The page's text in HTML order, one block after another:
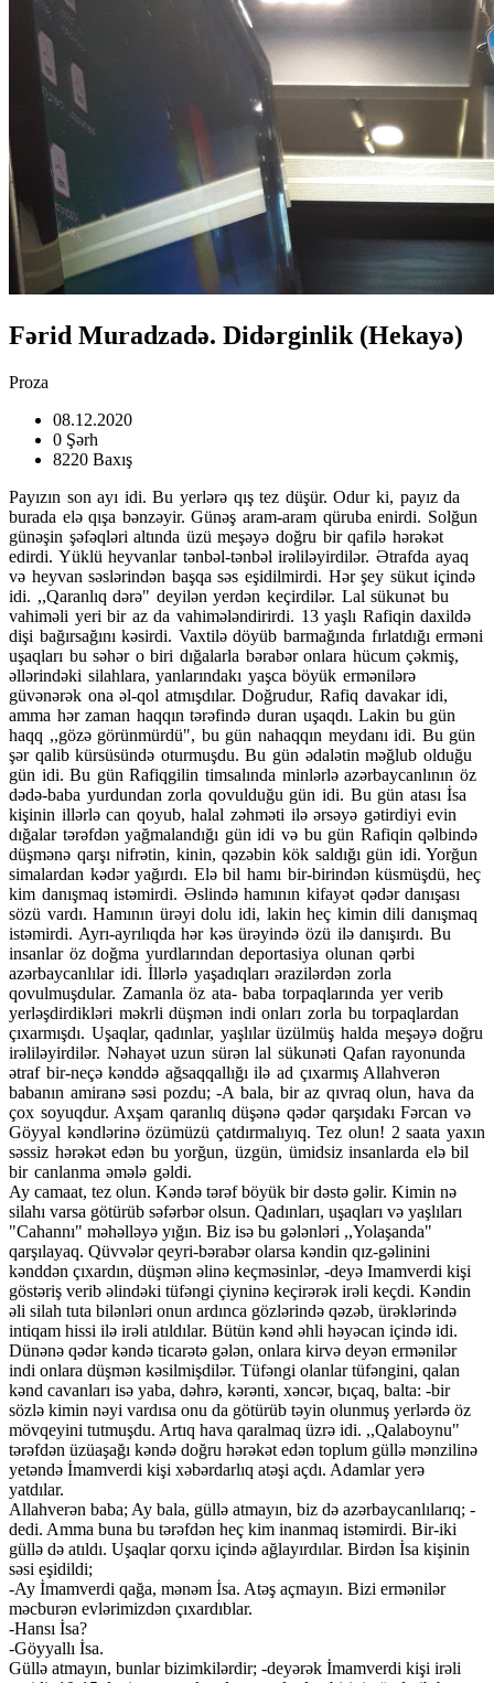
Fərid Muradzadə. Didərginlik (Hekayə)
Proza
08.12.2020
0 Şərh
8220 Baxış
Payızın son ayı idi. Bu yerlərə qış tez düşür. Odur ki, payız da
burada elə qışa bənzəyir. Günəş aram-aram qüruba enirdi. Solğun
günəşin şəfəqləri altında üzü meşəyə doğru bir qafilə hərəkət
edirdi. Yüklü heyvanlar tənbəl-tənbəl irəliləyirdilər. Ətrafda ayaq
və heyvan səslərindən başqa səs eşidilmirdi. Hər şey sükut içində
idi. ,,Qaranlıq dərə" deyilən yerdən keçirdilər. Lal sükunət bu
vahiməli yeri bir az da vahimələndirirdi. 13 yaşlı Rafiqin daxildə
dişi bağırsağını kəsirdi. Vaxtilə döyüb barmağında fırlatdığı erməni
uşaqları bu səhər o biri dığalarla bərabər onlara hücum çəkmiş,
əllərindəki silahlara, yanlarındakı yaşca böyük ermənilərə
güvənərək ona əl-qol atmışdılar. Doğrudur, Rafiq davakar idi,
amma hər zaman haqqın tərəfində duran uşaqdı. Lakin bu gün
haqq ,,gözə görünmürdü", bu gün nahaqqın meydanı idi. Bu gün
şər qalib kürsüsündə oturmuşdu. Bu gün ədalətin məğlub olduğu
gün idi. Bu gün Rafiqgilin timsalında minlərlə azərbaycanlının öz
dədə-baba yurdundan zorla qovulduğu gün idi. Bu gün atası İsa
kişinin illərlə can qoyub, halal zəhməti ilə ərsəyə gətirdiyi evin
dığalar tərəfdən yağmalandığı gün idi və bu gün Rafiqin qəlbində
düşmənə qarşı nifrətin, kinin, qəzəbin kök saldığı gün idi. Yorğun
simalardan kədər yağırdı. Elə bil hamı bir-birindən küsmüşdü, heç
kim danışmaq istəmirdi. Əslində hamının kifayət qədər danışası
sözü vardı. Hamının ürəyi dolu idi, lakin heç kimin dili danışmaq
istəmirdi. Ayrı-ayrılıqda hər kəs ürəyində özü ilə danışırdı. Bu
insanlar öz doğma yurdlarından deportasiya olunan qərbi
azərbaycanlılar idi. İllərlə yaşadıqları ərazilərdən zorla
qovulmuşdular. Zamanla öz ata- baba torpaqlarında yer verib
yerləşdirdikləri məkrli düşmən indi onları zorla bu torpaqlardan
çıxarmışdı. Uşaqlar, qadınlar, yaşlılar üzülmüş halda meşəyə doğru
irəliləyirdilər. Nəhayət uzun sürən lal sükunəti Qafan rayonunda
ətraf bir-neçə kənddə ağsaqqallığı ilə ad çıxarmış Allahverən
babanın amiranə səsi pozdu; -A bala, bir az qıvraq olun, hava da
çox soyuqdur. Axşam qaranlıq düşənə qədər qarşıdakı Fərcan və
Göyyal kəndlərinə özümüzü çatdırmalıyıq. Tez olun! 2 saata yaxın
səssiz hərəkət edən bu yorğun, üzgün, ümidsiz insanlarda elə bil
bir canlanma əmələ gəldi.
Ay camaat, tez olun. Kəndə tərəf böyük bir dəstə gəlir. Kimin nə
silahı varsa götürüb səfərbər olsun. Qadınları, uşaqları və yaşlıları
"Cahannı" məhəlləyə yığın. Biz isə bu gələnləri ,,Yolaşanda"
qarşılayaq. Qüvvələr qeyri-bərabər olarsa kəndin qız-gəlinini
kənddən çıxardın, düşmən əlinə keçməsinlər, -deyə Imamverdi kişi
göstəriş verib əlindəki tüfəngi çiyninə keçirərək irəli keçdi. Kəndin
əli silah tuta bilənləri onun ardınca gözlərində qəzəb, ürəklərində
intiqam hissi ilə irəli atıldılar. Bütün kənd əhli həyəcan içində idi.
Dünənə qədər kəndə ticarətə gələn, onlara kirvə deyən ermənilər
indi onlara düşmən kəsilmişdilər. Tüfəngi olanlar tüfəngini, qalan
kənd cavanları isə yaba, dəhrə, kərənti, xəncər, bıçaq, balta: -bir
sözlə kimin nəyi vardısa onu da götürüb təyin olunmuş yerlərdə öz
mövqeyini tutmuşdu. Artıq hava qaralmaq üzrə idi. ,,Qalaboynu"
tərəfdən üzüaşağı kəndə doğru hərəkət edən toplum güllə mənzilinə
yetəndə İmamverdi kişi xəbərdarlıq atəşi açdı. Adamlar yerə
yatdılar.
Allahverən baba; Ay bala, güllə atmayın, biz də azərbaycanlılarıq; -
dedi. Amma buna bu tərəfdən heç kim inanmaq istəmirdi. Bir-iki
güllə də atıldı. Uşaqlar qorxu içində ağlayırdılar. Birdən İsa kişinin
səsi eşidildi;
-Ay İmamverdi qağa, mənəm İsa. Atəş açmayın. Bizi ermənilər
məcburən evlərimizdən çıxardıblar.
-Hansı İsa?
-Göyyallı İsa.
Güllə atmayın, bunlar bizimkilərdir; -deyərək İmamverdi kişi irəli